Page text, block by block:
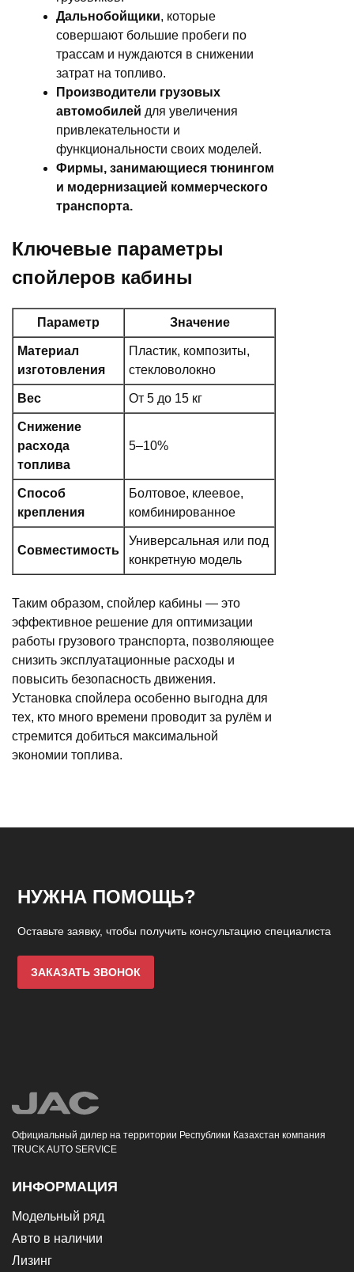
Дальнобойщики, которые
совершают большие пробеги по
трассам и нуждаются в снижении
затрат на топливо.
Производители грузовых
автомобилей для увеличения
привлекательности и
функциональности своих моделей.
Фирмы, занимающиеся тюнингом
и модернизацией коммерческого
транспорта.
Ключевые параметры
спойлеров кабины
Параметр Значение
Материал
изготовления
Пластик, композиты,
стекловолокно
Вес От 5 до 15 кг
Снижение
расхода
топлива
5–10%
Способ
крепления
Болтовое, клеевое,
комбинированное
Совместимость
Универсальная или под
конкретную модель
Таким образом, спойлер кабины — это
эффективное решение для оптимизации
работы грузового транспорта, позволяющее
снизить эксплуатационные расходы и
повысить безопасность движения.
Установка спойлера особенно выгодна для
тех, кто много времени проводит за рулём и
стремится добиться максимальной
экономии топлива.
НУЖНА ПОМОЩЬ?
Оставьте заявку, чтобы получить консультацию специалиста
ЗАКАЗАТЬ ЗВОНОК
Официальный дилер на территории Республики Казахстан компания
TRUCK AUTO SERVICE
ИНФОРМАЦИЯ
Модельный ряд
Авто в наличии
Лизинг